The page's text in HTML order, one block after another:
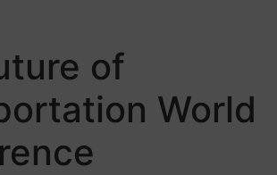
of
World